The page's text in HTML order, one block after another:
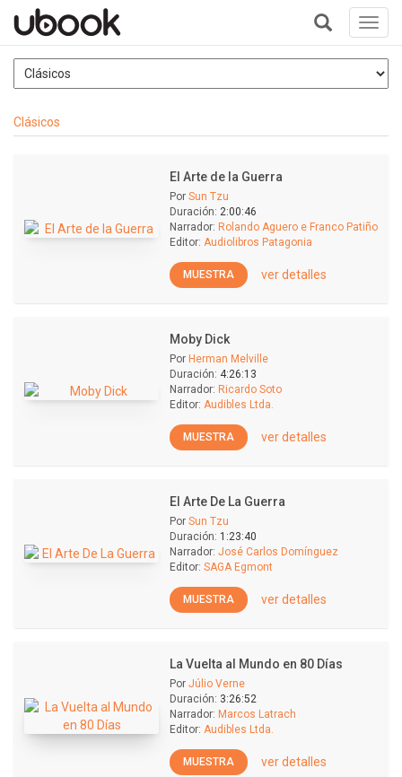
+
Clásicos
El Arte de la Guerra
Por Sun Tzu
Duración: 2:00:46
Narrador: Rolando Aguero e Franco Patiño
Editor: Audiolibros Patagonia
MUESTRA ver detalles
Moby Dick
Por Herman Melville
Duración: 4:26:13
Narrador: Ricardo Soto
Editor: Audibles Ltda.
MUESTRA ver detalles
El Arte De La Guerra
Por Sun Tzu
Duración: 1:23:40
Narrador: José Carlos Domínguez
Editor: SAGA Egmont
MUESTRA ver detalles
La Vuelta al Mundo en 80 Días
Por Júlio Verne
Duración: 3:26:52
Narrador: Marcos Latrach
Editor: Audibles Ltda.
MUESTRA ver detalles